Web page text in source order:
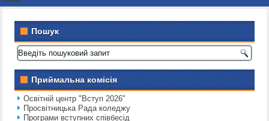
Пошук
Приймальна комісія
Освітній центр "Вступ 2026"
Просвітницька Рада коледжу
Програми вступних співбесід